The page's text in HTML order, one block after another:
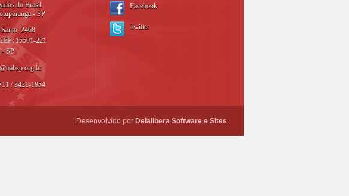
do Brasil
- SP
2468
15501-221
- SP
/ 3421-1854
Facebook
Twitter
Desenvolvido por Delalibera Software e Sites.